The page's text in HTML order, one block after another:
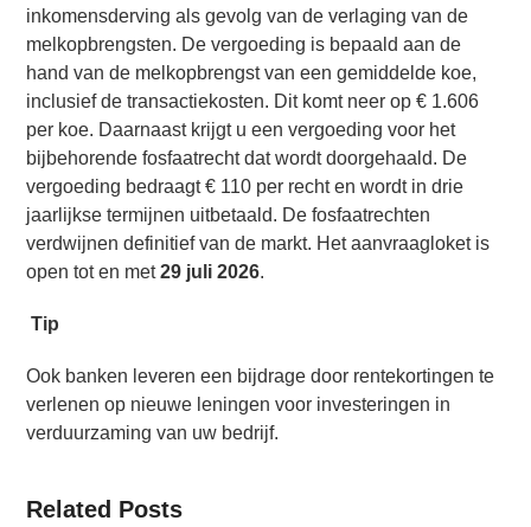
inkomensderving als gevolg van de verlaging van de
melkopbrengsten. De vergoeding is bepaald aan de
hand van de melkopbrengst van een gemiddelde koe,
inclusief de transactiekosten. Dit komt neer op € 1.606
per koe. Daarnaast krijgt u een vergoeding voor het
bijbehorende fosfaatrecht dat wordt doorgehaald. De
vergoeding bedraagt € 110 per recht en wordt in drie
jaarlijkse termijnen uitbetaald. De fosfaatrechten
verdwijnen definitief van de markt. Het aanvraagloket is
open tot en met29 juli 2026.
Tip
Ook banken leveren een bijdrage door rentekortingen te
verlenen op nieuwe leningen voor investeringen in
verduurzaming van uw bedrijf.
Related Posts